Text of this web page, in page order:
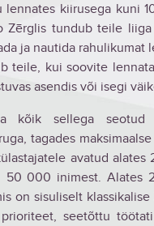
lennates kiirusega kuni
Zērglis tundub teile
ja nautida rahulikumat
teile, kui soovite
asendis või isegi
kõik sellega seotud
tagades
avatud alates
50 000 inimest. Alates
on sisuliselt
seetõttu